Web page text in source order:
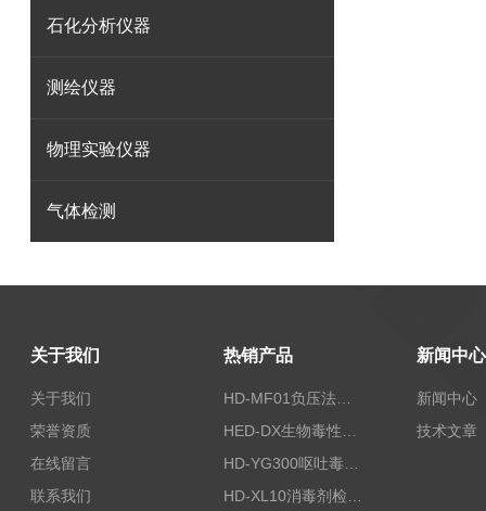
石化分析仪器
测绘仪器
物理实验仪器
气体检测
关于我们
关于我们
荣誉资质
在线留言
联系我们
热销产品
HD-MF01负压法密封性测试仪
新闻中心
新闻中心
技术文章